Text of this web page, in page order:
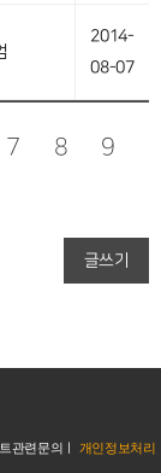
2014-
08-07
7 8
9
글쓰기
관련문의 ㅣ
개인정보처리